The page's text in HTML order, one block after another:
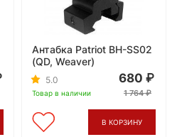
Антабка Patriot BH-SS02
(QD, Weaver)
5.0
Товар в наличии
680
1 764
В КОРЗИНУ